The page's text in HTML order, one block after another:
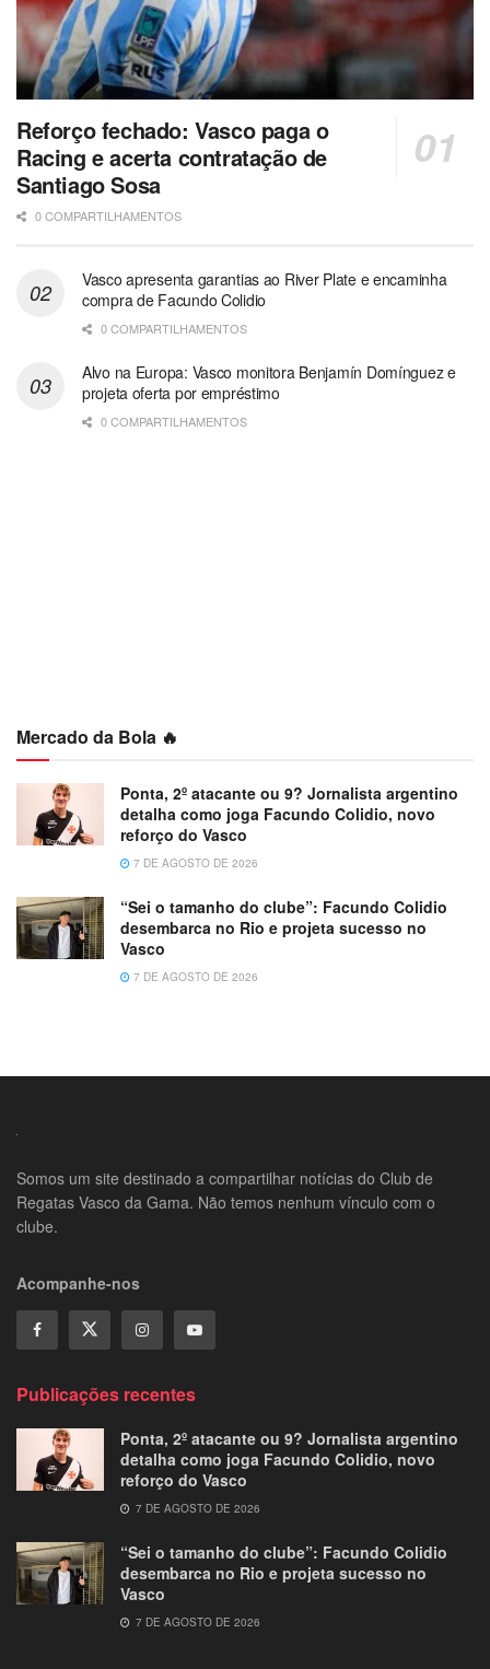
Reforço fechado: Vasco paga o
Racing e acerta contratação de
Santiago Sosa
0 COMPARTILHAMENTOS
Vasco apresenta garantias ao River Plate e encaminha
compra de Facundo Colidio
0 COMPARTILHAMENTOS
Alvo na Europa: Vasco monitora Benjamín Domínguez e
projeta oferta por empréstimo
0 COMPARTILHAMENTOS
Mercado da Bola 🔥
Ponta, 2º atacante ou 9? Jornalista argentino
detalha como joga Facundo Colidio, novo
reforço do Vasco
7 DE AGOSTO DE 2026
“Sei o tamanho do clube”: Facundo Colidio
desembarca no Rio e projeta sucesso no
Vasco
7 DE AGOSTO DE 2026
Somos um site destinado a compartilhar notícias do Club de
Regatas Vasco da Gama. Não temos nenhum vínculo com o
clube.
Acompanhe-nos
Publicações recentes
Ponta, 2º atacante ou 9? Jornalista argentino
detalha como joga Facundo Colidio, novo
reforço do Vasco
7 DE AGOSTO DE 2026
“Sei o tamanho do clube”: Facundo Colidio
desembarca no Rio e projeta sucesso no
Vasco
7 DE AGOSTO DE 2026